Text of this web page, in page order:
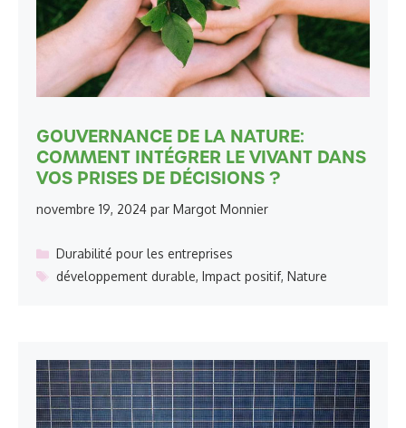
GOUVERNANCE DE LA NATURE:
COMMENT INTÉGRER LE VIVANT DANS
VOS PRISES DE DÉCISIONS ?
novembre 19, 2024 par Margot Monnier
Catégories
Durabilité pour les entreprises
Étiquettes
développement durable,Impact positif,Nature